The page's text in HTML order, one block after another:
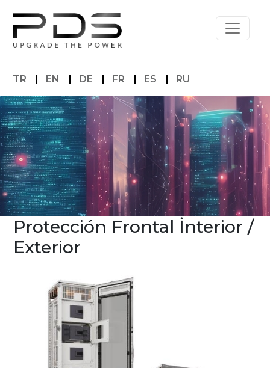
TR EN DE FR ES RU
Protección Frontal İnterior /
Exterior